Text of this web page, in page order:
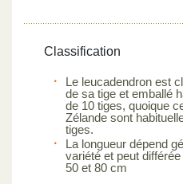
Classification
Le leucadendron est
de sa tige et emballé
de 10 tiges, quoique
Zélande sont
tiges.
La longueur dépend
variété et peut
50 et 80 cm